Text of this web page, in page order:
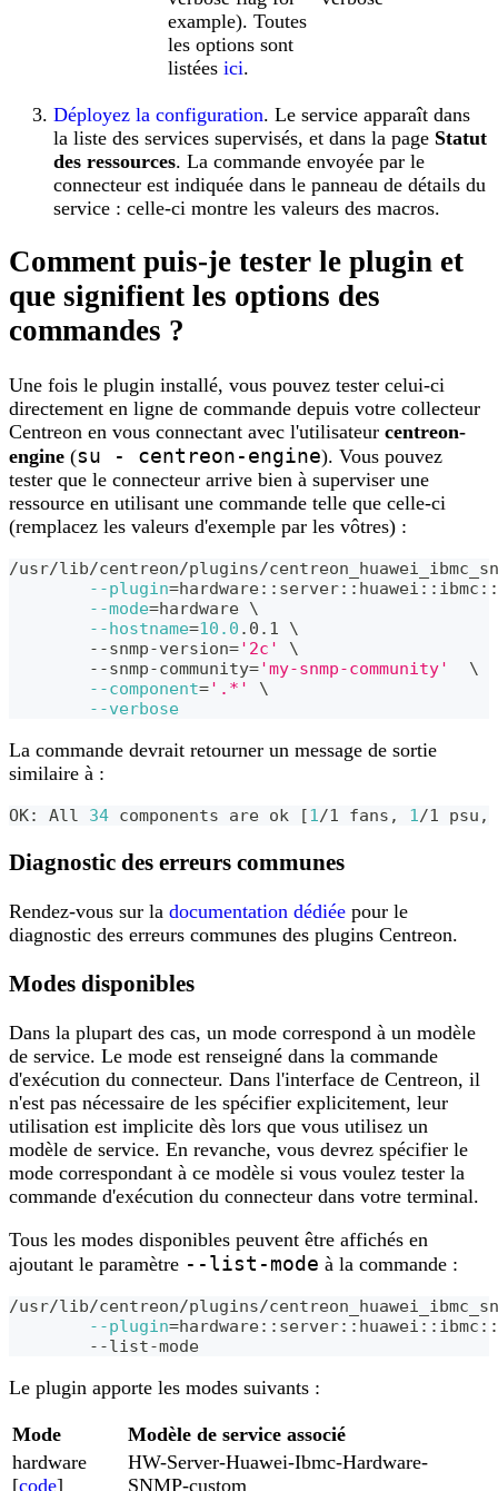
example). Toutes
les options sont
listées ici.
Déployez la configuration. Le service apparaît dans
la liste des services supervisés, et dans la page Statut
des ressources. La commande envoyée par le
connecteur est indiquée dans le panneau de détails du
service : celle-ci montre les valeurs des macros.
Comment puis-je tester le plugin et
que signifient les options des
commandes ?
Une fois le plugin installé, vous pouvez tester celui-ci
directement en ligne de commande depuis votre collecteur
Centreon en vous connectant avec l'utilisateur centreon-
engine (su - centreon-engine). Vous pouvez
tester que le connecteur arrive bien à superviser une
ressource en utilisant une commande telle que celle-ci
(remplacez les valeurs d'exemple par les vôtres) :
/usr/lib/centreon/plugins/
--plugin=
--mode=hardware \
--hostname=10.0 .0.1 \
	--snmp-version
='2c'
\
	--snmp-community
='my-snmp-community'
\
--component='.*'
\
--verbose
La commande devrait retourner un message de sortie
similaire à :
OK: All 34 components are ok [1/1 fans, 1/1 psu,
Diagnostic des erreurs communes
Rendez-vous sur la documentation dédiée pour le
diagnostic des erreurs communes des plugins Centreon.
Modes disponibles
Dans la plupart des cas, un mode correspond à un modèle
de service. Le mode est renseigné dans la commande
d'exécution du connecteur. Dans l'interface de Centreon, il
n'est pas nécessaire de les spécifier explicitement, leur
utilisation est implicite dès lors que vous utilisez un
modèle de service. En revanche, vous devrez spécifier le
mode correspondant à ce modèle si vous voulez tester la
commande d'exécution du connecteur dans votre terminal.
Tous les modes disponibles peuvent être affichés en
ajoutant le paramètre --list-mode à la commande :
/usr/lib/centreon/plugins/
--plugin=
	--list-mode
Le plugin apporte les modes suivants :
Mode
Modèle de service associé
hardware
[code]
HW-Server-Huawei-Ibmc-Hardware-
SNMP-custom